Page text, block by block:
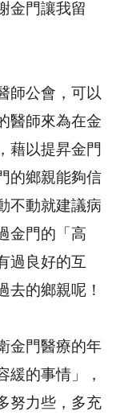
金門讓我留
師公會，可以
醫師來為在金
藉以提昇金門
的鄉親能夠信
不動就建議病
金門的「高
過良好的互
去的鄉親呢！
金門醫療的年
緩的事情」，
努力些，多充